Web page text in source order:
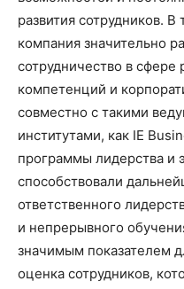
развития сотрудников.
компания значительно
сотрудничество в сфере
компетенций и
совместно с такими
институтами, как IE
программы лидерства и
способствовали
ответственного
и непрерывного
значимым показателем
оценка сотрудников,